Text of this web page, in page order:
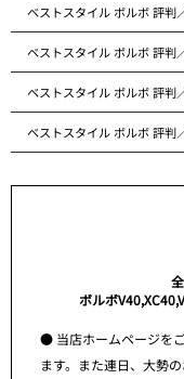
ベストスタイル ボルボ 評判
ベストスタイル ボルボ 評判
ベストスタイル ボルボ 評判
ベストスタイル ボルボ 評判
ボルボ
● 当店ホームページを
ます。また連日、大勢